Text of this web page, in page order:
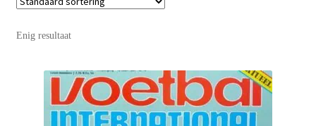
Enig resultaat